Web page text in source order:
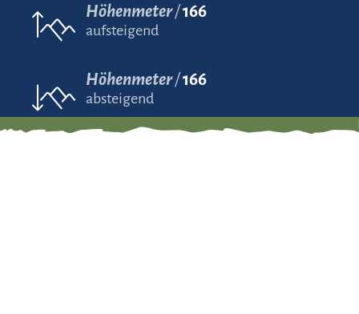
Höhenmeter 166
aufsteigend
Höhenmeter 166
absteigend